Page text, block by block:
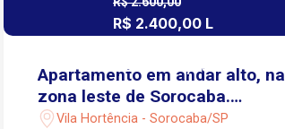
R$ 2.400,00 L
R$ 560.000,00 V
Apartamento em andar alto, na
zona leste de Sorocaba.
Sacada com vista panorâmica
Vila Hortência - Sorocaba/SP